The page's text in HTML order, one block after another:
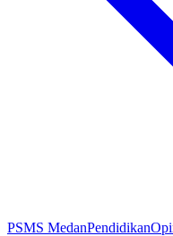
PSMS MedanPendidikan